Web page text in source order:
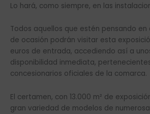
Lo hará, como siempre, en las
Todos aquellos que estén pensando en
de ocasión podrán visitar esta
euros de entrada, accediendo así a
disponibilidad inmediata,
concesionarios oficiales de la comarca.
El certamen, con 13.000 m² de
gran variedad de modelos de